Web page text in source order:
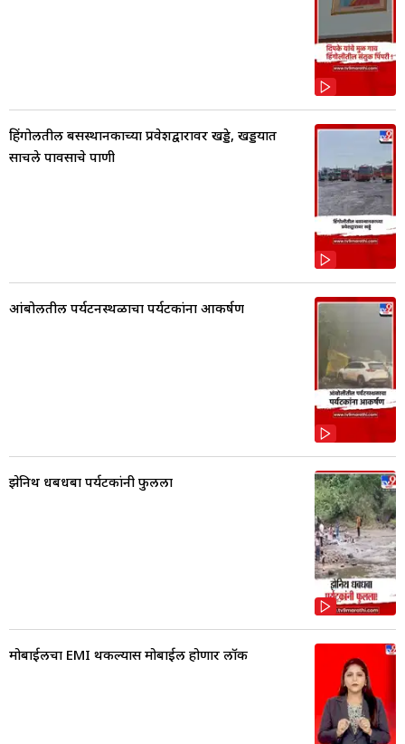
हिंगोलीतील बसस्थानकाच्या प्रवेशद्वारावर खड्डे, खड्डयात
साचले पावसाचे पाणी
आंबोलीतील पर्यटनस्थळाचा पर्यटकांना आकर्षण
झेनिथ धबधबा पर्यटकांनी फुलला
मोबाईलचा EMI थकल्यास मोबाईल होणार लॉक